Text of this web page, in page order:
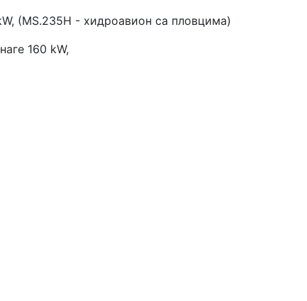
(MS.235H - хидроавион са пловцима)
160 kW,